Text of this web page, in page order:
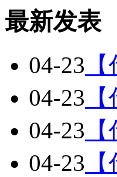
最新发表
04-23
04-23
04-23
04-23